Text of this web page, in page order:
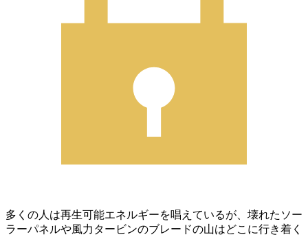
多くの人は再生可能エネルギーを唱えているが、壊れたソー
ラーパネルや風力タービンのブレードの山はどこに行き着く